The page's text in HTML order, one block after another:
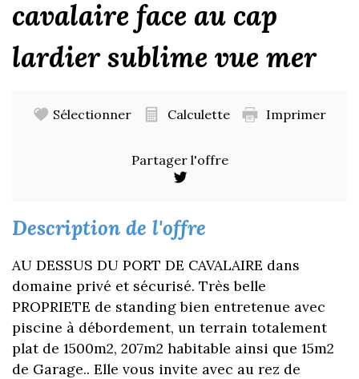
cavalaire face au cap
lardier sublime vue mer
Sélectionner Calculette Imprimer
Partager l'offre
description de l'offre
AU DESSUS DU PORT DE CAVALAIRE dans
domaine privé et sécurisé. Très belle
PROPRIETE de standing bien entretenue avec
piscine à débordement, un terrain totalement
plat de 1500m2, 207m2 habitable ainsi que 15m2
de Garage.. Elle vous invite avec au rez de